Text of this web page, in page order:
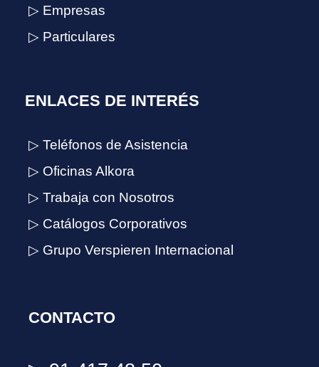
▷ Empresas
▷ Particulares
ENLACES DE INTERÉS
▷ Teléfonos de Asistencia
▷ Oficinas Alkora
▷ Trabaja con Nosotros
▷ Catálogos Corporativos
▷ Grupo Verspieren Internacional
CONTACTO